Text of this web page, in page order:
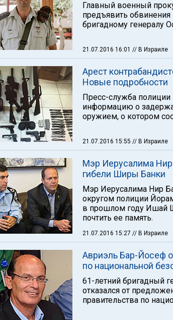
Главный военный
предъявить обвинения
бригадному генералу
21.07.2016 16:01 // В Израиле
Арест
Новые подробности
Пресс-служба
информацию о
оружием, о котором
21.07.2016 15:55 // В Израиле
Мэр Иерусалима Нир
гибели Ширы Банки
Мэр Иерусалима Нир
округом полиции
в прошлом году Ишай
почтить ее память.
21.07.2016 15:27 // В Израиле
Авриэль Бар-Йосеф
по национальной
61-летний бригадный
отказался от
правительства по